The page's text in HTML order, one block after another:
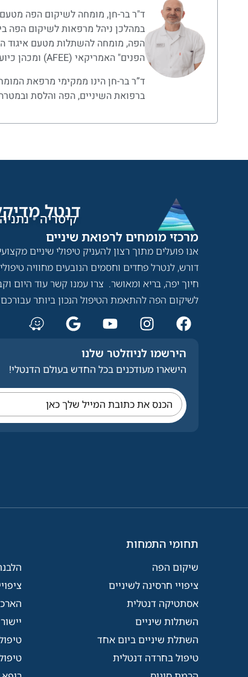
במהלכן ניהל מרפאות לשיקום הפה
הפה, מומחה להשתלות מטעם איגוד
הפנים" האמריקאי (AFEE) ומכהן כיועץ רפואי בכיר במספר מרכזים רפואיים בינלאומיים.
ברפואת השיניים, הפה והלסת
דנטל
קיסריה•
מרכזי מומחים לרפואת שיניים​
אנו פועלים מתוך רצון להעניק טיפולי שיניים
דורש, לנטרל פחדים וחסמים הנובעים מחוויה
חיוך יפה, בריא ומאושר. צרו עמנו קשר עוד היום
לשיקום הפה להתאמת הטיפול הנכון ביותר
הירשמו לניוזלטר שלנו
הישארו מעודכנים בכל החדש בעולם הדנטלי!
הכנס את כתובת המייל שלך כאן
תחומי התמחות
שיקום הפה
ציפויי חרסינה לשיניים
אסתטיקה דנטלית
השתלות שיניים
השתלת שיניים ביום אחד
טיפול בחרדה דנטלית